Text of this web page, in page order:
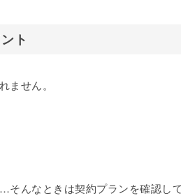
ト
せん。
そんなときは契約プランを確認し